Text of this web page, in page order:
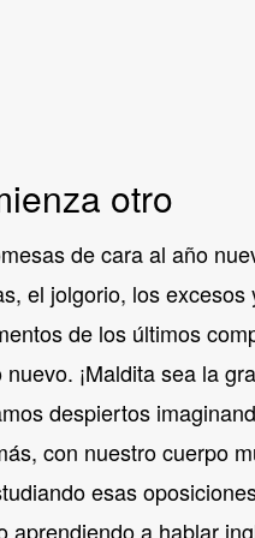
otro
de cara al año
el jolgorio, los
de los últimos
¡Maldita sea la
despiertos
con nuestro cuerpo
esas
a hablar